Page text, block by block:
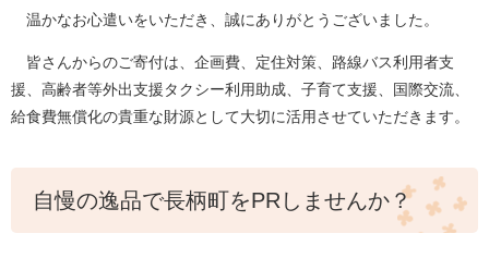
温かなお心遣いをいただき、誠にありがとうございました。
皆さんからのご寄付は、企画費、定住対策、路線バス利用者支
援、高齢者等外出支援タクシー利用助成、子育て支援、国際交流、
給食費無償化の貴重な財源として大切に活用させていただきます。
自慢の逸品で長柄町をPRしませんか？